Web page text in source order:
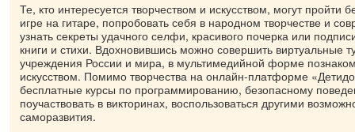
Те, кто интересуется творчеством и искусством, могут пройти
игре на гитаре, попробовать себя в народном творчестве и
узнать секреты удачного селфи, красивого почерка или
книги и стихи. Вдохновившись можно совершить виртуальные
учреждения России и мира, в мультимедийной форме
искусством. Помимо творчества на онлайн-платформе
бесплатные курсы по программированию, безопасному
поучаствовать в викторинах, воспользоваться другими
саморазвития.